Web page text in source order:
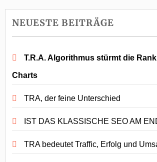
NEUESTE BEITRÄGE
T.R.A. Algorithmus stürmt die
Charts
TRA, der feine Unterschied
IST DAS KLASSISCHE SEO AM
TRA bedeutet Traffic, Erfolg und